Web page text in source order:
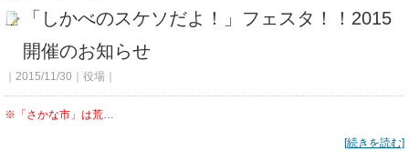
「しかべのスケソだよ！」フェスタ！！2015
開催のお知らせ
｜2015/11/30｜役場｜
※「さかな市」は荒…
[続きを読む]